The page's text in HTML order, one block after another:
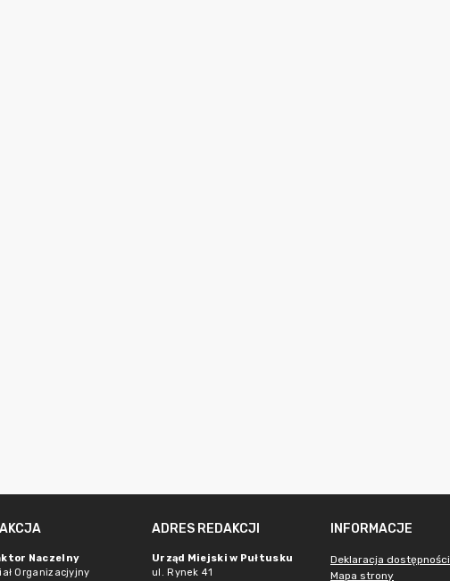
Naczelny
Organizacjyjny
ADRES REDAKCJI
Urząd Miejski w Pułtusku
ul. Rynek 41
INFORMACJE
Deklaracja dostępności
Mapa strony